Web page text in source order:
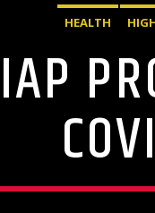
HEALTH